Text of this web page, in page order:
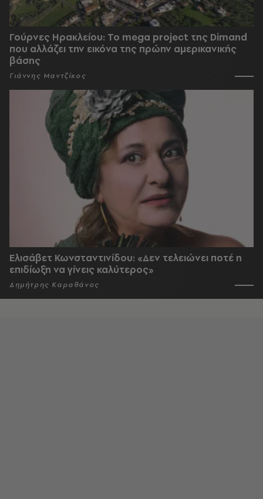
Γούρνες Ηρακλείου: To mega project της Dimand
που αλλάζει την εικόνα της πρώην αμερικανικής
βάσης
Γιάννης Μαντζίκος
Ελισάβετ Κωνσταντινίδου: «Δεν τελειώνει ποτέ η
επιδίωξη να γίνεις καλύτερος»
Δημήτρης Καραθάνος